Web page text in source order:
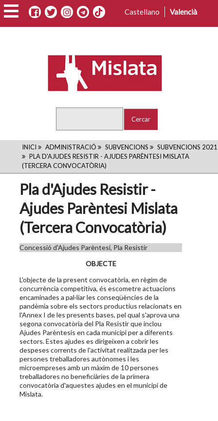
Vés
al
contingut
Castellano Valencià
FIL
D'ARIADNA
INICI ADMINISTRACIÓ SUBVENCIONS
SUBVENCIONS 2021
PLA D'AJUDES RESISTIR - AJUDES PARÈNTESI MISLATA
(TERCERA CONVOCATÒRIA)
Pla d'Ajudes Resistir -
Ajudes Parèntesi Mislata
(Tercera Convocatòria)
Concessió d'Ajudes Parèntesi, Pla Resistir
OBJECTE
L'objecte de la present convocatòria, en règim de
concurrència competitiva, és escometre actuacions
encaminades a pal·liar les conseqüències de la
pandèmia sobre els sectors productius relacionats en
l'Annex I de les presents bases, pel qual s'aprova una
segona convocatòria del Pla Resistir que inclou
Ajudes Parèntesis en cada municipi per a diferents
sectors. Estes ajudes es dirigeixen a cobrir les
despeses corrents de l'activitat realitzada per les
persones treballadores autònomes i les
microempreses amb un màxim de 10 persones
treballadores no beneficiàries de la primera
convocatòria d'aquestes ajudes en el municipi de
Mislata.